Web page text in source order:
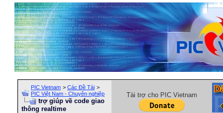
PIC Vietnam > Các Đề Tài >
PIC Việt Nam - Chuyên nghiệp
trợ giúp về code giao
thông realtime
Tài trợ cho PIC Vietnam